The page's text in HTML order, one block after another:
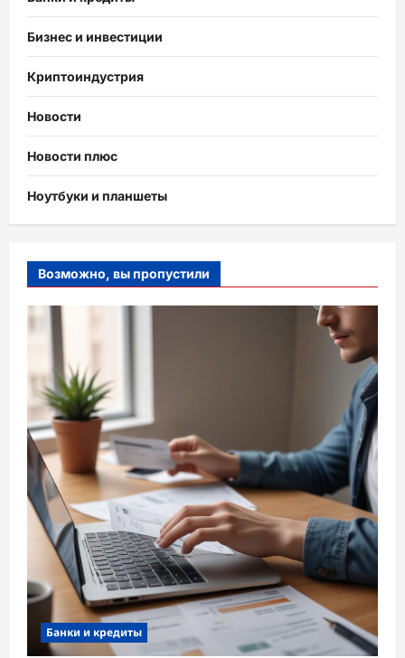
Бизнес и инвестиции
Криптоиндустрия
Новости
Новости плюс
Ноутбуки и планшеты
Возможно, вы пропустили
Банки и кредиты